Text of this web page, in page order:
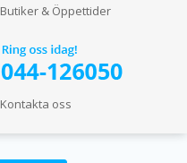
Butiker & Öppettider
Kontakta oss